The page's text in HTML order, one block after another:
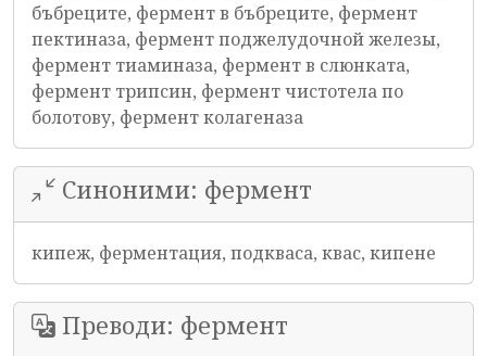
бъбреците, фермент в бъбреците, фермент
пектиназа, фермент поджелудочной железы,
фермент тиаминаза, фермент в слюнката,
фермент трипсин, фермент чистотела по
болотову, фермент колагеназа
Синоними: фермент
кипеж, ферментация, подкваса, квас, кипене
Преводи: фермент